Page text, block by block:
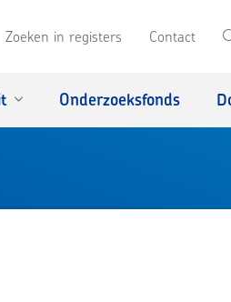
Zoeken in registers Contact
Onderzoeksfonds